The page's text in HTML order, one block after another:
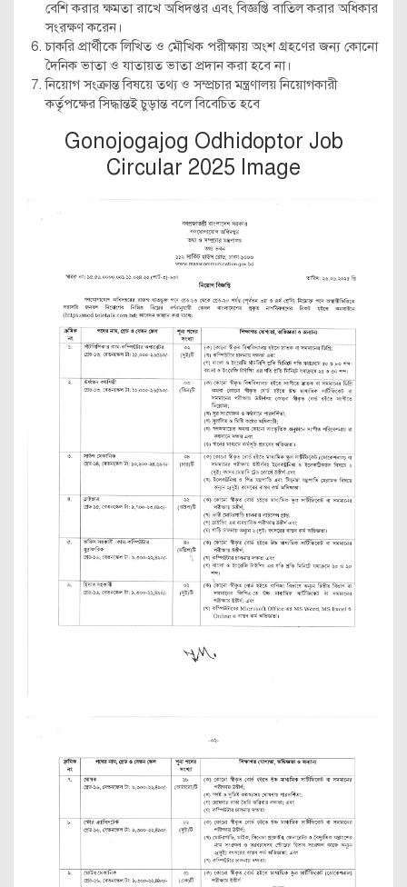
বেশি করার ক্ষমতা রাখে অধিদপ্তর এবং বিজ্ঞপ্তি বাতিল করার অধিকার
সংরক্ষণ করেন।
চাকরি প্রার্থীকে লিখিত ও মৌখিক পরীক্ষায় অংশ গ্রহণের জন্য কোনো
দৈনিক ভাতা ও যাতায়ত ভাতা প্রদান করা হবে না।
নিয়োগ সংক্রান্ত বিষয়ে তথ্য ও সম্প্রচার মন্ত্রণালয় নিয়োগকারী
কর্তৃপক্ষের সিদ্ধান্তই চুড়ান্ত বলে বিবেচিত হবে
Gonojogajog Odhidoptor Job
Circular 2025 Image